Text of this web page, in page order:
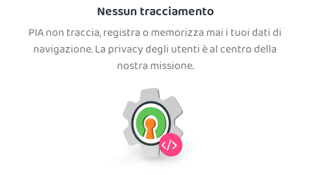
Nessun tracciamento
PIA non traccia, registra o memorizza mai i tuoi dati di
navigazione. La privacy degli utenti è al centro della
nostra missione.